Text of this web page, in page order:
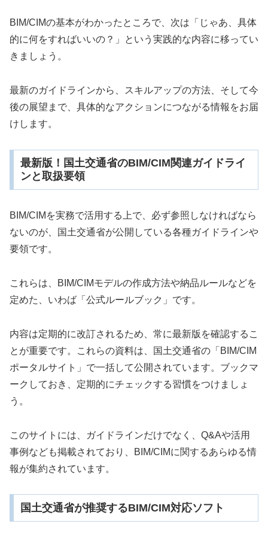
BIM/CIMの基本がわかったところで、次は「じゃあ、具体
的に何をすればいいの？」という実践的な内容に移ってい
きましょう。
最新のガイドラインから、スキルアップの方法、そして今
後の展望まで、具体的なアクションにつながる情報をお届
けします。
最新版！国土交通省のBIM/CIM関連ガイドライ
ンと取扱要領
BIM/CIMを実務で活用する上で、必ず参照しなければなら
ないのが、国土交通省が公開している各種ガイドラインや
要領です。
これらは、BIM/CIMモデルの作成方法や納品ルールなどを
定めた、いわば「公式ルールブック」です。
内容は定期的に改訂されるため、常に最新版を確認するこ
とが重要です。これらの資料は、国土交通省の「BIM/CIM
ポータルサイト」で一括して公開されています。ブックマ
ークしておき、定期的にチェックする習慣をつけましょ
う。
このサイトには、ガイドラインだけでなく、Q&Aや活用
事例なども掲載されており、BIM/CIMに関するあらゆる情
報が集約されています。
国土交通省が推奨するBIM/CIM対応ソフト